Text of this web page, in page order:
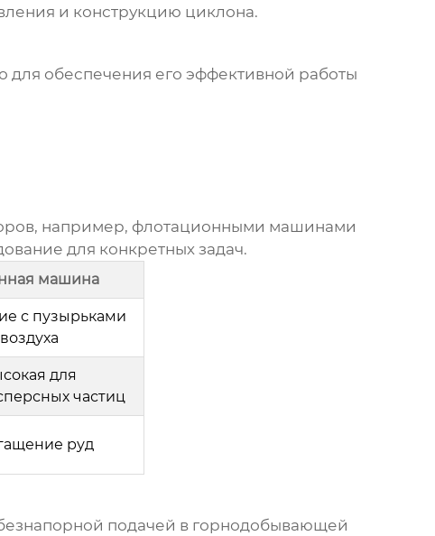
и конструкцию циклона.
для обеспечения его эффективной работы
например, флотационными машинами
для конкретных задач.
машина
с пузырьками
воздуха
для
частиц
руд
подачей в горнодобывающей